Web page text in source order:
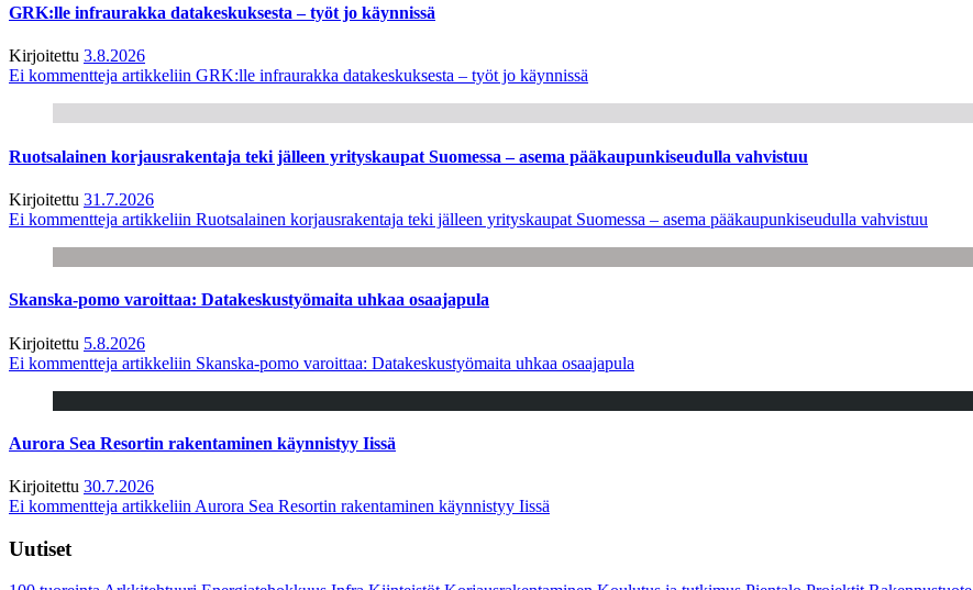
GRK:lle infraurakka datakeskuksesta – työt jo käynnissä
Kirjoitettu 3.8.2026
Ei kommentteja artikkeliin GRK:lle infraurakka datakeskuksesta – työt jo käynnissä
Ruotsalainen korjausrakentaja teki jälleen yrityskaupat Suomessa – asema pääkaupunkiseudulla vahvistuu
Kirjoitettu 31.7.2026
Ei kommentteja artikkeliin Ruotsalainen korjausrakentaja teki jälleen yrityskaupat Suomessa – asema pääkaupunkiseudulla vahvistuu
Skanska-pomo varoittaa: Datakeskustyömaita uhkaa osaajapula
Kirjoitettu 5.8.2026
Ei kommentteja artikkeliin Skanska-pomo varoittaa: Datakeskustyömaita uhkaa osaajapula
Aurora Sea Resortin rakentaminen käynnistyy Iissä
Kirjoitettu 30.7.2026
Ei kommentteja artikkeliin Aurora Sea Resortin rakentaminen käynnistyy Iissä
Uutiset